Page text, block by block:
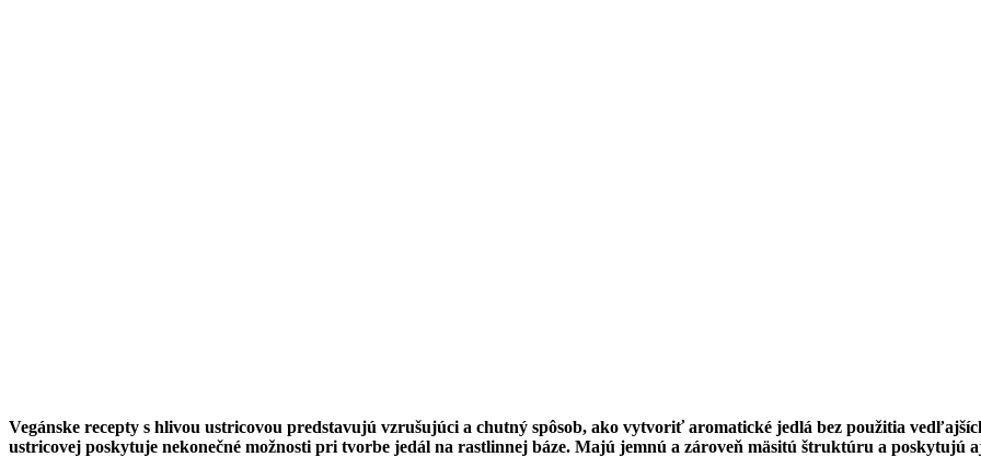
Vegánske recepty s hlivou ustricovou predstavujú vzrušujúci a chutný spôsob, ako vytvoriť aromatické jedlá bez použitia
ustricovej poskytuje nekonečné možnosti pri tvorbe jedál na rastlinnej báze. Majú jemnú a zároveň mäsitú štruktúru a poskytujú